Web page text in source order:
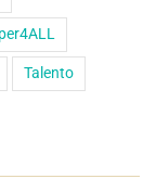
Talento